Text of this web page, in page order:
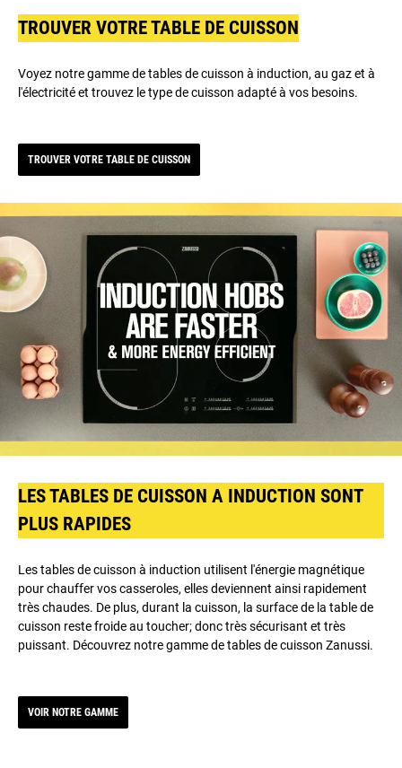
TROUVER VOTRE TABLE DE CUISSON
Voyez notre gamme de tables de cuisson à induction, au gaz et à
l'électricité et trouvez le type de cuisson adapté à vos besoins.
TROUVER VOTRE TABLE DE CUISSON
LES TABLES DE CUISSON A INDUCTION SONT
PLUS RAPIDES
Les tables de cuisson à induction utilisent l'énergie magnétique
pour chauffer vos casseroles, elles deviennent ainsi rapidement
très chaudes. De plus, durant la cuisson, la surface de la table de
cuisson reste froide au toucher; donc très sécurisant et très
puissant. Découvrez notre gamme de tables de cuisson Zanussi.
VOIR NOTRE GAMME